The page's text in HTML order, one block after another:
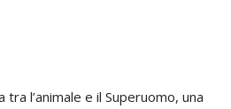
tra l’animale e il Superuomo, una